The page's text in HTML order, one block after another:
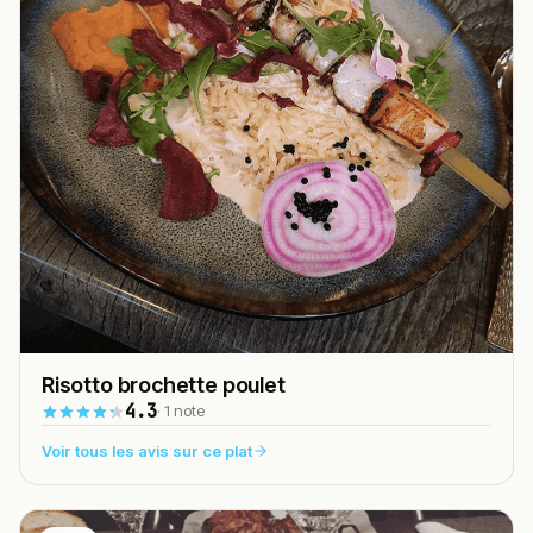
Risotto brochette poulet
4.3· 1 note
Voir tous les avis sur ce plat